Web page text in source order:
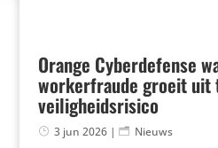
Orange Cyberdefense
workerfraude groeit
veiligheidsrisico
3 jun 2026| Nieuws